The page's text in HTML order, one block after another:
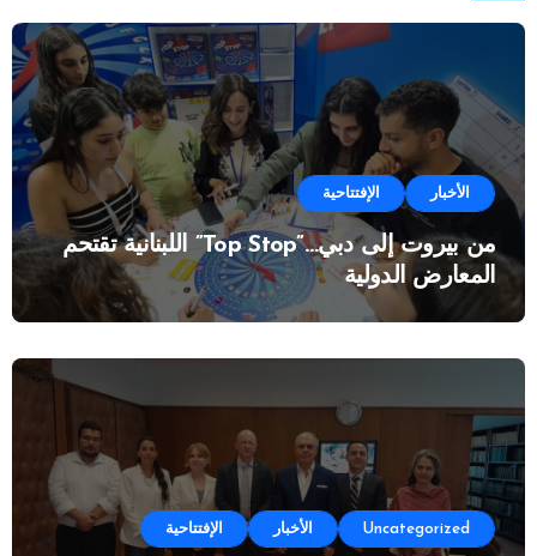
الأخبار الإفتتاحية
من بيروت إلى دبي…”Top Stop” اللبنانية تقتحم
المعارض الدولية
Uncategorized الأخبار الإفتتاحية